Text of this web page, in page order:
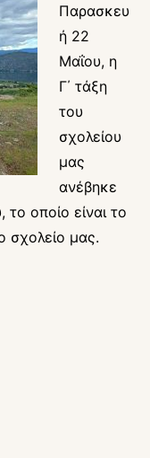
Παρασκευ
ή 22
Μαΐου, η
Γ΄ τάξη
του
σχολείου
μας
ανέβηκε
οποίο είναι το
σχολείο μας.